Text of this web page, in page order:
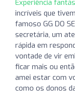
Experiência
incríveis que
famoso GG DO
secretária, um
rápida em
vontade de vir
ficar mais ou
amei estar com
como os donos